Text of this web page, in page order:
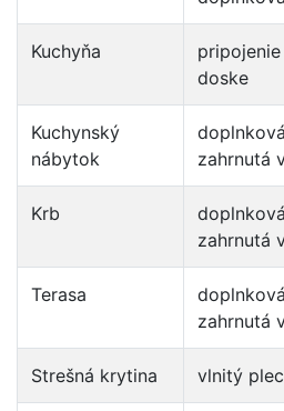
Kuchyňa
doske
Kuchynský
nábytok
zahrnutá
Krb
zahrnutá
Terasa
zahrnutá
Strešná krytina vlnitý